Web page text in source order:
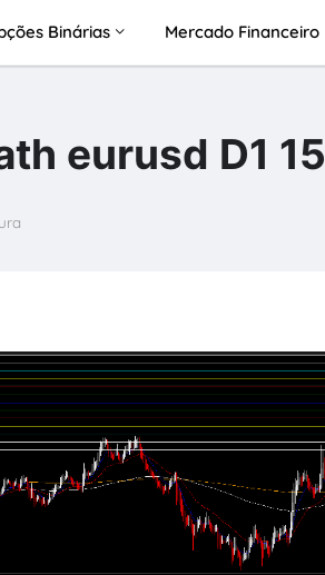
Binárias Mercado Financeiro
eurusd D1